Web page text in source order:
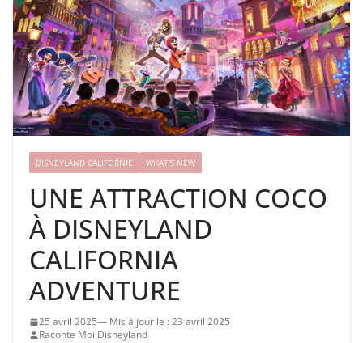
DISNEYLAND CALIFORNIE WHAT'S NEW
UNE ATTRACTION COCO
À DISNEYLAND
CALIFORNIA
ADVENTURE
25 avril 2025
23 avril 2025
Raconte Moi Disneyland